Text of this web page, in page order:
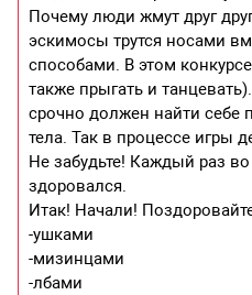
Почему люди жмут друг
эскимосы трутся носами
способами. В этом
также прыгать и
срочно должен найти себе
тела. Так в процессе игры
Не забудьте! Каждый раз
здоровался.
Итак! Начали!
-ушками
-мизинцами
-лбами